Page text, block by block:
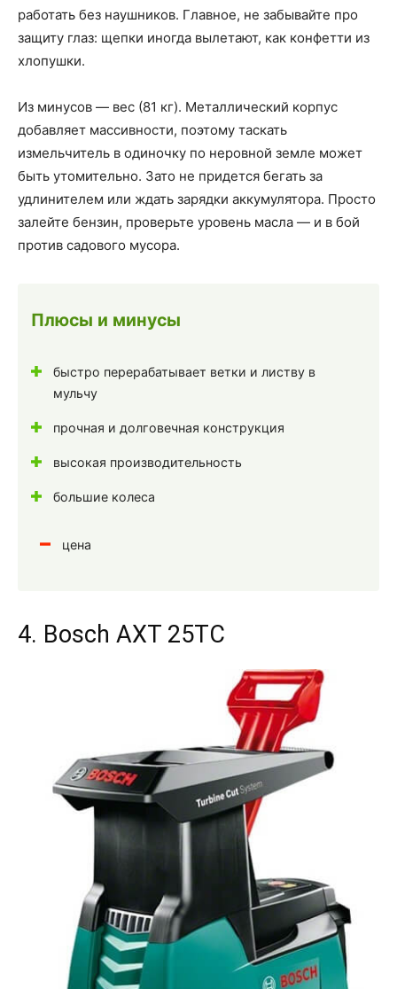
работать без наушников. Главное, не забывайте про
защиту глаз: щепки иногда вылетают, как конфетти из
хлопушки.
Из минусов — вес (81 кг). Металлический корпус
добавляет массивности, поэтому таскать
измельчитель в одиночку по неровной земле может
быть утомительно. Зато не придется бегать за
удлинителем или ждать зарядки аккумулятора. Просто
залейте бензин, проверьте уровень масла — и в бой
против садового мусора.
Плюсы и минусы
быстро перерабатывает ветки и листву в
мульчу
прочная и долговечная конструкция
высокая производительность
большие колеса
цена
4. Bosch AXT 25TC